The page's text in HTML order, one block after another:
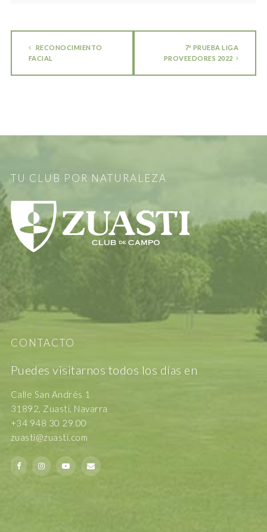
RECONOCIMIENTO
FACIAL
7ª PRUEBA LIGA
PROVEEDORES 2022
TU CLUB POR NATURALEZA
CONTACTO
Puedes visitarnos todos los días en
Calle San Andrés 1
31892, Zuasti, Navarra
+34 948 30 29 00
zuasti@zuasti.com